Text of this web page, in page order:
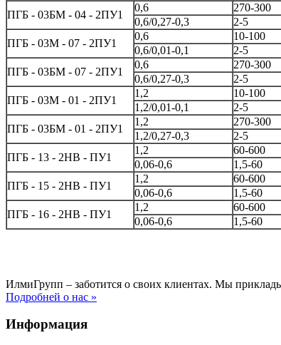
ПГБ - 03БМ - 04 - 2ПУ1
0,6 270-300
0,6/0,27-0,3
2-5
ПГБ - 03М - 07 - 2ПУ1
0,6 10-100
0,6/0,01-0,1
2-5
ПГБ - 03БМ - 07 - 2ПУ1
0,6 270-300
0,6/0,27-0,3
2-5
ПГБ - 03М - 01 - 2ПУ1
1,2 10-100
1,2/0,01-0,1
2-5
ПГБ - 03БМ - 01 - 2ПУ1
1,2 270-300
1,2/0,27-0,3
2-5
ПГБ - 13 - 2НВ - ПУ1
1,2 60-600
0,06-0,6
1,5-60
ПГБ - 15 - 2НВ - ПУ1
1,2 60-600
0,06-0,6
1,5-60
ПГБ - 16 - 2НВ - ПУ1
1,2 60-600
0,06-0,6
1,5-60
ИлмиГрупп – заботится о своих клиентах. Мы
Подробней о нас »
Информация